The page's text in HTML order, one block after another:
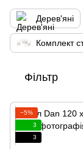
Дерев'яні
Комплект
Фільтр
−5%
3
3